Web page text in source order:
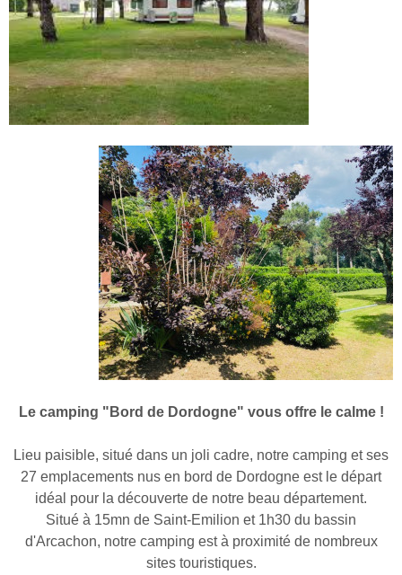
Le camping "Bord de Dordogne" vous offre le calme !
Lieu paisible, situé dans un joli cadre, notre camping et ses
27 emplacements nus en bord de Dordogne est le départ
idéal pour la découverte de notre beau département.
Situé à 15mn de Saint-Emilion et 1h30 du bassin
d'Arcachon, notre camping est à proximité de nombreux
sites touristiques.